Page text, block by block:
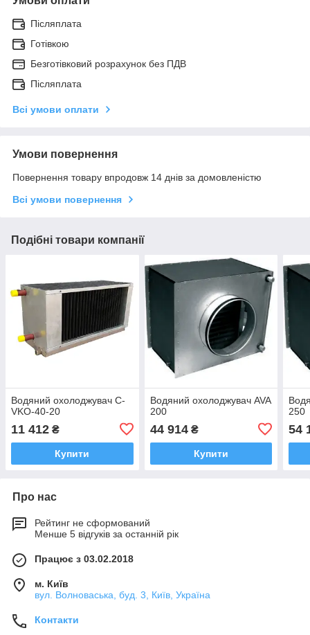
Післяплата
Готівкою
Безготівковий розрахунок без ПДВ
Післяплата
Всі умови оплати
Умови повернення
Повернення товару впродовж 14 днів за домовленістю
Всі умови повернення
Подібні товари компанії
Водяний охолоджувач C-
VKO-40-20
11 412 ₴
Купити
Водяний охолоджувач AVA
200
44 914₴
Купити
250
54
Про нас
Рейтинг не сформований
Менше 5 відгуків за останній рік
Працює з 03.02.2018
м. Київ
вул. Волноваська, буд. 3, Київ, Україна
Контакти